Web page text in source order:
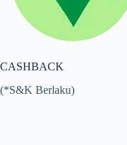
CASHBACK
(*S&K Berlaku)